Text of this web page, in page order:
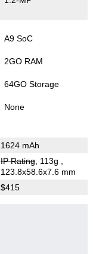
A9 SoC
2GO RAM
64GO Storage
None
1624 mAh
IP Rating, 113g
123.8x58.6x7.6 mm
$415